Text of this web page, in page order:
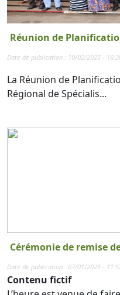
Réunion de
Date de publication : 10/02/2025 -
La Réunion de
Régional de Spécialis...
Cérémonie de remise
Date de publication : 07/01/2025 -
Contenu fictif